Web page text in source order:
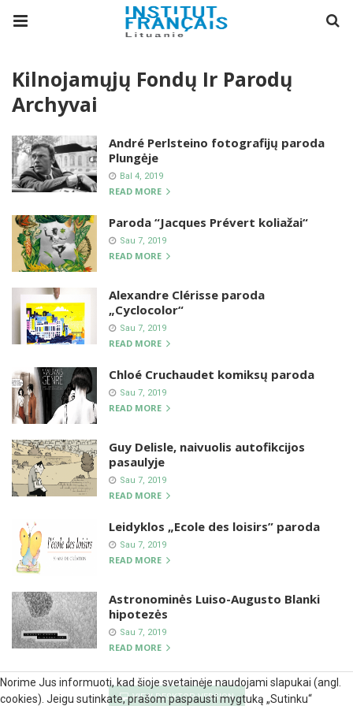
Kilnojamųjų Fondų Ir Parodų
Archyvai
André Perlsteino fotografijų paroda
Plungėje
Bal 4, 2019
READ MORE
Paroda “Jacques Prévert koliažai“
Sau 7, 2019
READ MORE
Alexandre Clérisse paroda
„Cyclocolor“
Sau 7, 2019
READ MORE
Chloé Cruchaudet komiksų paroda
Sau 7, 2019
READ MORE
Guy Delisle, naivuolis autofikcijos
pasaulyje
Sau 7, 2019
READ MORE
Leidyklos „Ecole des loisirs” paroda
Sau 7, 2019
READ MORE
Astronominės Luiso-Augusto Blanki
hipotezės
Sau 7, 2019
READ MORE
VIEW DESKTOP VERSION
Norime Jus informuoti, kad šioje svetainėje naudojami slapukai (angl.
cookies). Jeigu sutinkate, prašom paspausti mygtuką „Sutinku“